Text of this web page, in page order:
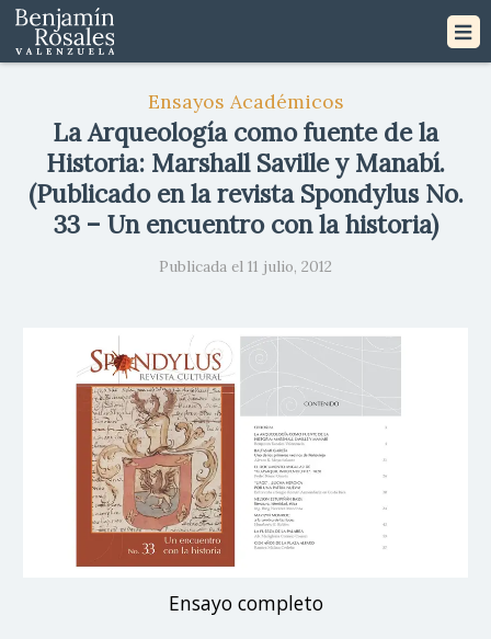
Ensayos Académicos
La Arqueología como fuente de la
Historia: Marshall Saville y Manabí.
(Publicado en la revista Spondylus No.
33 – Un encuentro con la historia)
Publicada el 11 julio, 2012
Ensayo completo